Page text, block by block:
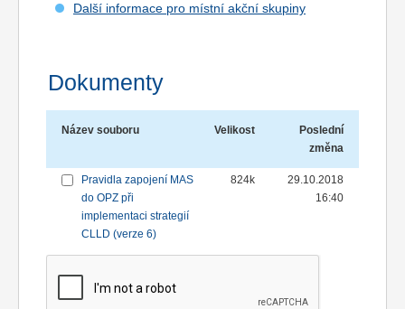
Další informace pro místní akční skupiny
Dokumenty
Název souboru Velikost
Poslední
změna
Pravidla zapojení MAS
do OPZ při
implementaci strategií
CLLD (verze 6)
824k
29.10.2018
16:40